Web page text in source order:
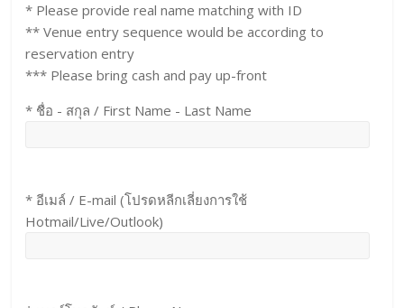
* Please provide real name matching with ID
** Venue entry sequence would be according to
reservation entry
*** Please bring cash and pay up-front
* ชื่อ - สกุล / First Name - Last Name
* อีเมล์ / E-mail (โปรดหลีกเลี่ยงการใช้
Hotmail/Live/Outlook)